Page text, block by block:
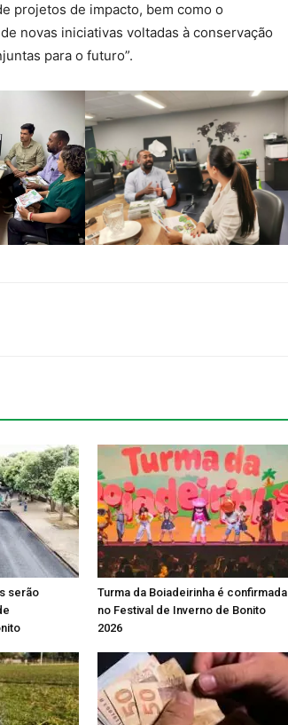
projetos de impacto, bem como o
novas iniciativas voltadas à conservação
para o futuro”.
serão
Turma da Boiadeirinha é confirmada
no Festival de Inverno de Bonito
2026